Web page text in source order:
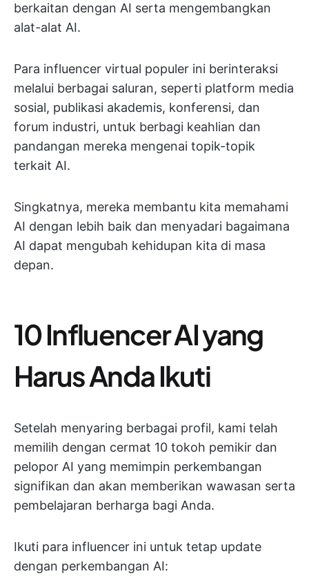
berkaitan dengan AI serta mengembangkan
alat-alat AI.
Para influencer virtual populer ini berinteraksi
melalui berbagai saluran, seperti platform media
sosial, publikasi akademis, konferensi, dan
forum industri, untuk berbagi keahlian dan
pandangan mereka mengenai topik-topik
terkait AI.
Singkatnya, mereka membantu kita memahami
AI dengan lebih baik dan menyadari bagaimana
AI dapat mengubah kehidupan kita di masa
depan.
10 Influencer AI yang
Harus Anda Ikuti
Setelah menyaring berbagai profil, kami telah
memilih dengan cermat 10 tokoh pemikir dan
pelopor AI yang memimpin perkembangan
signifikan dan akan memberikan wawasan serta
pembelajaran berharga bagi Anda.
Ikuti para influencer ini untuk tetap update
dengan perkembangan AI: